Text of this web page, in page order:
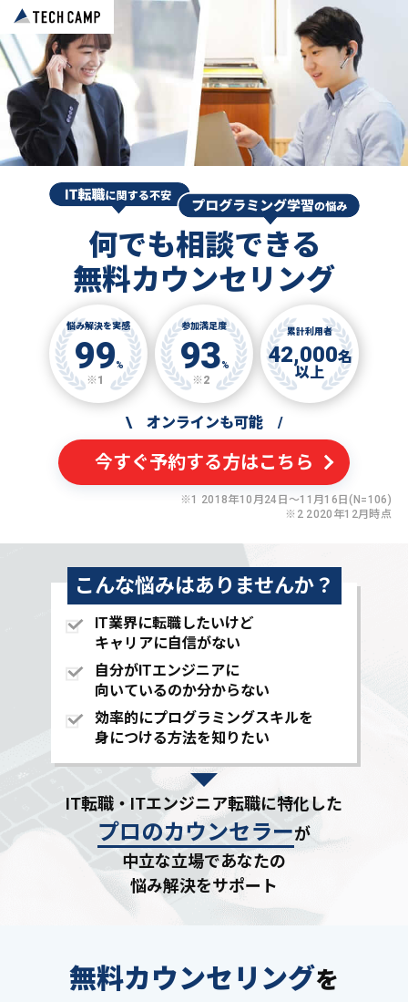
何でも相談できる
無料カウンセリング
悩み解決を実感
99%
※1
参加満足度
93%
※2
累計利用者
42,000名
以上
\ オンラインも可能 /
今すぐ予約する方はこちら
※1 2018年10月24日〜11月16日(N=106)
※2 2020年12月時点
こんな悩みはありませんか？
IT業界に転職したいけど
キャリアに自信がない
自分がITエンジニアに
向いているのか分からない
効率的にプログラミングスキルを
身につける方法を知りたい
IT転職・ITエンジニア転職に特化した
プロのカウンセラーが
中立な立場であなたの
悩み解決をサポート
無料カウンセリングを